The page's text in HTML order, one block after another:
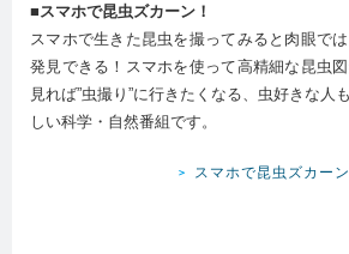
■スマホで昆虫ズカーン！
スマホで生きた昆虫を撮ってみると肉眼で
発見できる！スマホを使って高精細な昆虫図
見れば”虫撮り”に行きたくなる、虫好きな人
しい科学・自然番組です。
スマホで昆虫ズカー